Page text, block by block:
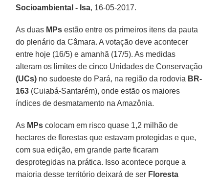
Socioambiental - Isa, 16-05-2017.
As duas MPs estão entre os primeiros itens da pauta
do plenário da Câmara. A votação deve acontecer
entre hoje (16/5) e amanhã (17/5). As medidas
alteram os limites de cinco Unidades de Conservação
(UCs) no sudoeste do Pará, na região da rodovia BR-
163 (Cuiabá-Santarém), onde estão os maiores
índices de desmatamento na Amazônia.
As MPs colocam em risco quase 1,2 milhão de
hectares de florestas que estavam protegidas e que,
com sua edição, em grande parte ficaram
desprotegidas na prática. Isso acontece porque a
maioria desse território deixará de ser Floresta